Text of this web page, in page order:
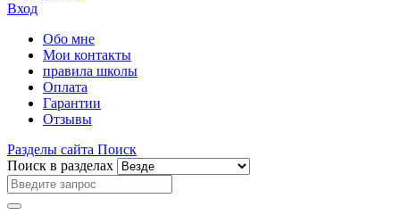
Вход
Обо мне
Мои контакты
правила школы
Оплата
Гарантии
Отзывы
Разделы сайта Поиск
Поиск в разделах